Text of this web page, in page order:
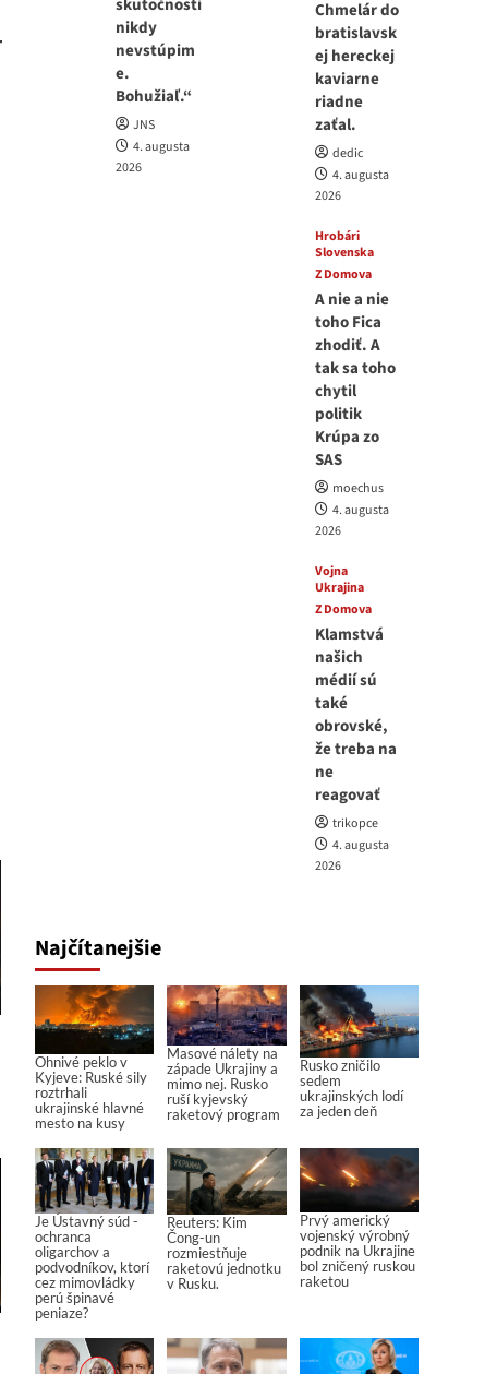
skutočnosti
nikdy
nevstúpim
e.
Bohužiaľ.“
JNS
4. augusta
2026
Chmelár do
bratislavsk
ej hereckej
kaviarne
riadne
zaťal.
dedic
4. augusta
2026
Hrobári
Slovenska
Z Domova
A nie a nie
toho Fica
zhodiť. A
tak sa toho
chytil
politik
Krúpa zo
SAS
moechus
4. augusta
2026
Vojna
Ukrajina
Z Domova
Klamstvá
našich
médií sú
také
obrovské,
že treba na
ne
reagovať
trikopce
4. augusta
2026
Najčítanejšie
Ohnivé peklo v
Kyjeve: Ruské sily
roztrhali
ukrajinské hlavné
mesto na kusy
Masové nálety na
západe Ukrajiny a
mimo nej. Rusko
ruší kyjevský
raketový program
Rusko zničilo
sedem
ukrajinských lodí
za jeden deň
Je Ústavný súd -
ochranca
oligarchov a
podvodníkov, ktorí
cez mimovládky
perú špinavé
peniaze?
Reuters: Kim
Čong-un
rozmiestňuje
raketovú jednotku
v Rusku.
Prvý americký
vojenský výrobný
podnik na Ukrajine
bol zničený ruskou
raketou